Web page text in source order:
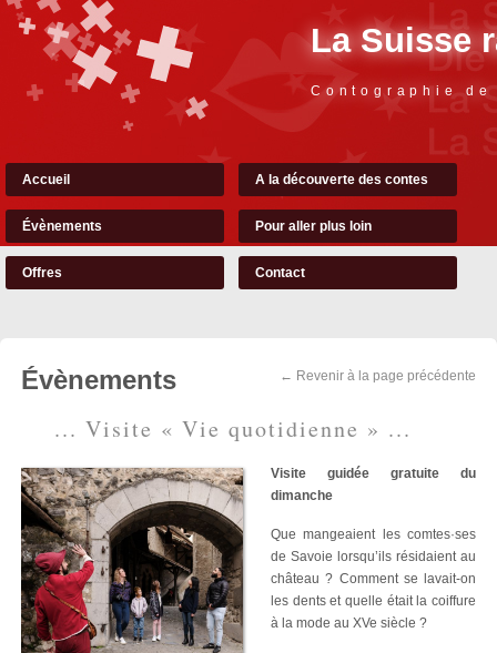
La Suisse
Contographie
Accueil A la découverte des contes
Évènements Pour aller plus loin
Offres Contact
← Revenir à la page précédente
Évènements
... Visite « Vie quotidienne » ...
Visite guidée gratuite du
dimanche
Que mangeaient les comtes·ses
de Savoie lorsqu’ils résidaient au
château ? Comment se lavait-on
les dents et quelle était la coiffure
à la mode au XVe siècle ?